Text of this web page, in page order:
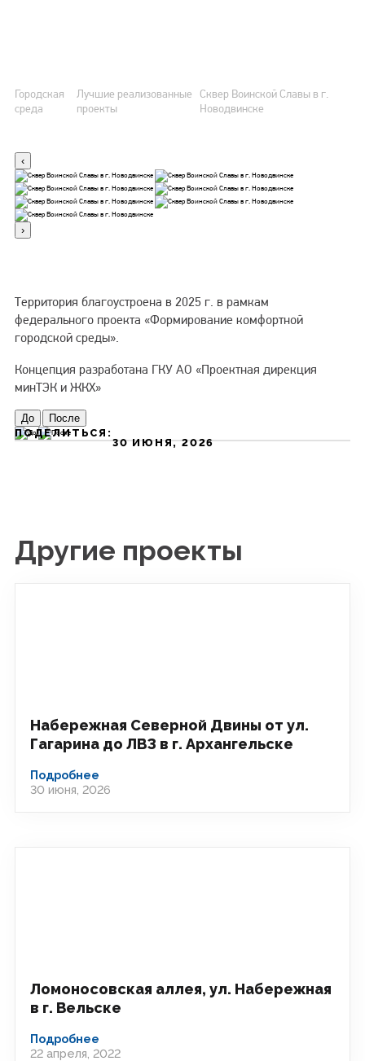
Личный кабинет
Новости
Об учреждении
МКИ
Городская среда
Инвестиции
Городская
среда
Лучшие реализованные
проекты
Сквер Воинской Славы в г.
Новодвинске
‹
›
Территория благоустроена в 2025 г. в рамкам
федерального проекта «Формирование комфортной
городской среды».
Концепция разработана ГКУ АО «Проектная дирекция
минТЭК и ЖКХ»
До
После
ПОДЕЛИТЬСЯ:
30 ИЮНЯ, 2026
Другие проекты
Набережная Северной Двины от ул.
Гагарина до ЛВЗ в г. Архангельске
Подробнее
30 июня, 2026
Ломоносовская аллея, ул. Набережная
в г. Вельске
Подробнее
22 апреля, 2022